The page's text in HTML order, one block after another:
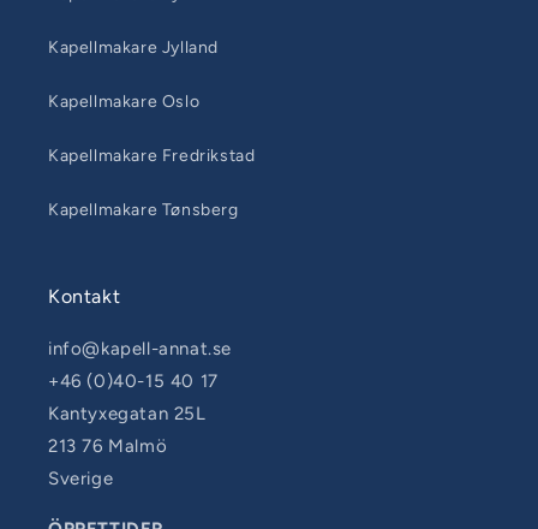
Kapellmakare Jylland
Kapellmakare Oslo
Kapellmakare Fredrikstad
Kapellmakare Tønsberg
Kontakt
info@kapell-annat.se
+46 (0)40-15 40 17
Kantyxegatan 25L
213 76 Malmö
Sverige